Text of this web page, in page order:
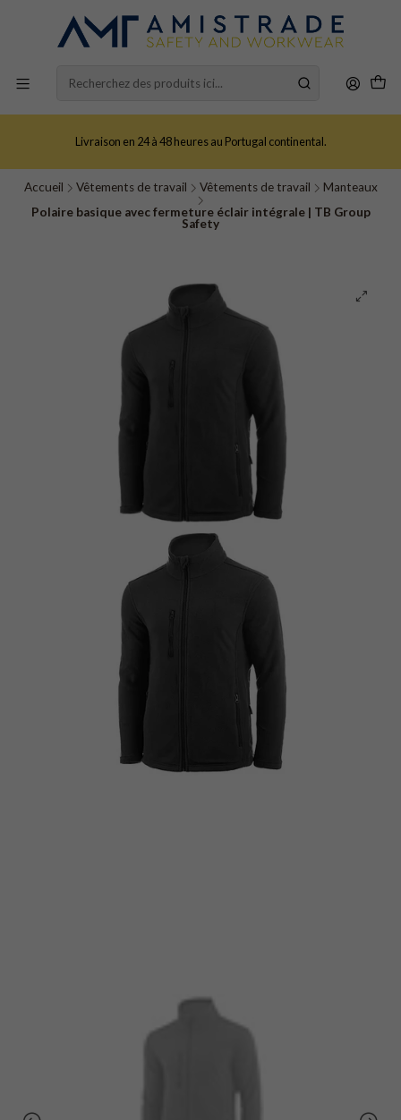
Livraison en 24 à 48 heures au Portugal continental.
Accueil Vêtements de travail Vêtements de travail
Manteaux
Polaire basique avec fermeture éclair intégrale | TB Group
Safety